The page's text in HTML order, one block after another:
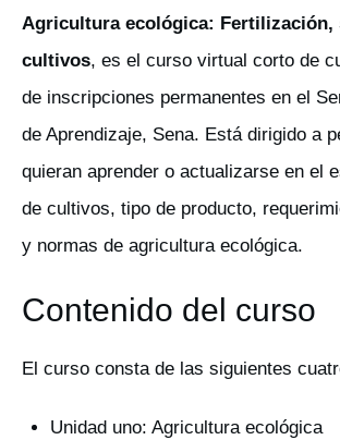
Agricultura ecológica: Fertilización,
cultivos, es el curso virtual corto de
de inscripciones permanentes en el
de Aprendizaje, Sena. Está dirigido a
quieran aprender o actualizarse en el
de cultivos, tipo de producto,
y normas de agricultura ecológica.
Contenido del curso
El curso consta de las siguientes
Unidad uno: Agricultura ecológica